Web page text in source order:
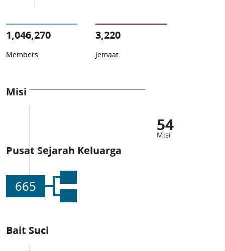
1,046,270
Members
3,220
Jemaat
Misi
54
Misi
Pusat Sejarah Keluarga
665
Bait Suci